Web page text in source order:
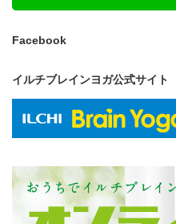
Facebook
イルチブレインヨガ公式サイト